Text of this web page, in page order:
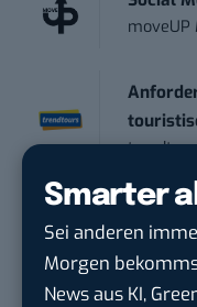
Smarter
Sei anderen
Morgen
News aus KI,
moveUP
BBBank